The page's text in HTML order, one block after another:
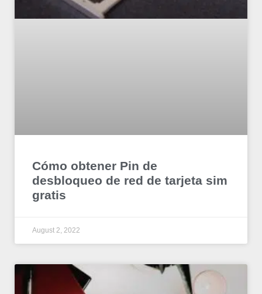
Cómo obtener Pin de
desbloqueo de red de tarjeta sim
gratis
August 2, 2022